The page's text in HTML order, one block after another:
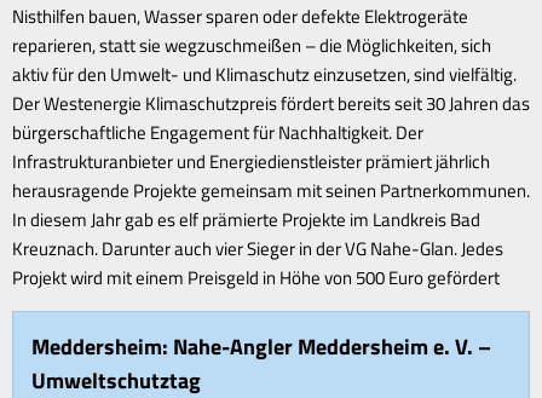
Nisthilfen bauen, Wasser sparen oder defekte Elektrogeräte
reparieren, statt sie wegzuschmeißen – die Möglichkeiten, sich
aktiv für den Umwelt- und Klimaschutz einzusetzen, sind vielfältig.
Der Westenergie Klimaschutzpreis fördert bereits seit 30 Jahren das
bürgerschaftliche Engagement für Nachhaltigkeit. Der
Infrastrukturanbieter und Energiedienstleister prämiert jährlich
herausragende Projekte gemeinsam mit seinen Partnerkommunen.
In diesem Jahr gab es elf prämierte Projekte im Landkreis Bad
Kreuznach. Darunter auch vier Sieger in der VG Nahe-Glan. Jedes
Projekt wird mit einem Preisgeld in Höhe von 500 Euro gefördert
Meddersheim: Nahe-Angler Meddersheim e. V. –
Umweltschutztag